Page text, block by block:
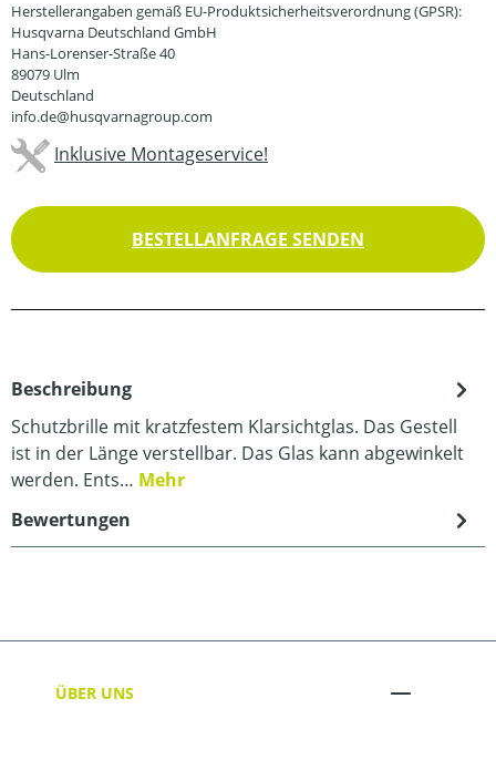
Herstellerangaben gemäß EU-Produktsicherheitsverordnung (GPSR):
Husqvarna Deutschland GmbH
Hans-Lorenser-Straße 40
89079 Ulm
Deutschland
info.de@husqvarnagroup.com
Inklusive Montageservice!
BESTELLANFRAGE SENDEN
Beschreibung
Schutzbrille mit kratzfestem Klarsichtglas. Das Gestell
ist in der Länge verstellbar. Das Glas kann abgewinkelt
werden. Ents… Mehr
Bewertungen
ÜBER UNS